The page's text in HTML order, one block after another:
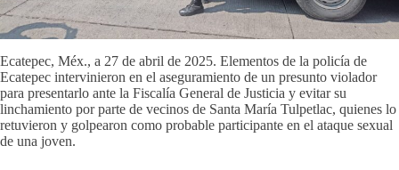
Ecatepec, Méx., a 27 de abril de 2025. Elementos de la policía de
Ecatepec intervinieron en el aseguramiento de un presunto violador
para presentarlo ante la Fiscalía General de Justicia y evitar su
linchamiento por parte de vecinos de Santa María Tulpetlac, quienes lo
retuvieron y golpearon como probable participante en el ataque sexual
de una joven.